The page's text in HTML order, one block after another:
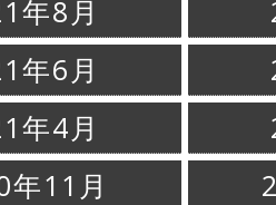
年8月
年6月
年4月
年11月